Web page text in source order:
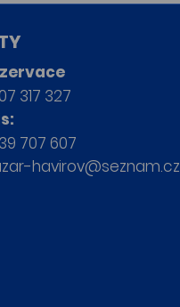
317 327
707 607
havirov@seznam.cz